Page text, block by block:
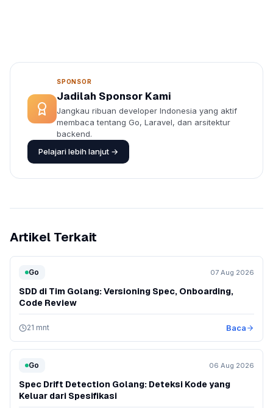
SPONSOR
Jadilah Sponsor Kami
Jangkau ribuan developer Indonesia yang aktif
membaca tentang Go, Laravel, dan arsitektur
backend.
Pelajari lebih lanjut →
Artikel Terkait
Go 07 Aug 2026
SDD di Tim Golang: Versioning Spec, Onboarding,
Code Review
21 mnt Baca
Go 06 Aug 2026
Spec Drift Detection Golang: Deteksi Kode yang
Keluar dari Spesifikasi